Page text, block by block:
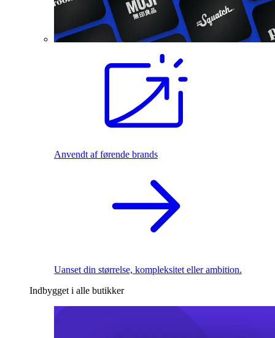
Anvendt af førende brands
Uanset din størrelse, kompleksitet eller ambition.
Indbygget i alle butikker